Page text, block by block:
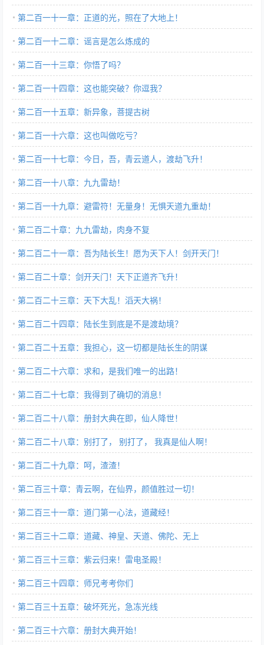
第二百一十一章：正道的光，照在了大地上！
第二百一十二章：谣言是怎么炼成的
第二百一十三章：你悟了吗？
第二百一十四章：这也能突破？你逗我？
第二百一十五章：新异象，菩提古树
第二百一十六章：这也叫做吃亏？
第二百一十七章：今日，吾，青云道人，渡劫飞升！
第二百一十八章：九九雷劫！
第二百一十九章：避雷符！无量身！无惧天道九重劫！
第二百二十章：九九雷劫，肉身不复
第二百二十一章：吾为陆长生！愿为天下人！剑开天门！
第二百二十章：剑开天门！天下正道齐飞升！
第二百二十三章：天下大乱！滔天大祸！
第二百二十四章：陆长生到底是不是渡劫境？
第二百二十五章：我担心，这一切都是陆长生的阴谋
第二百二十六章：求和，是我们唯一的出路！
第二百二十七章：我得到了确切的消息！
第二百二十八章：册封大典在即，仙人降世！
第二百二十八章：别打了， 别打了， 我真是仙人啊！
第二百二十九章：呵，渣渣！
第二百三十章：青云啊，在仙界，颜值胜过一切！
第二百三十一章：道门第一心法，道藏经！
第二百三十二章：道藏、神皇、天道、佛陀、无上
第二百三十三章：紫云归来！雷电圣殿！
第二百三十四章：师兄考考你们
第二百三十五章：破坏死光，急冻光线
第二百三十六章：册封大典开始！